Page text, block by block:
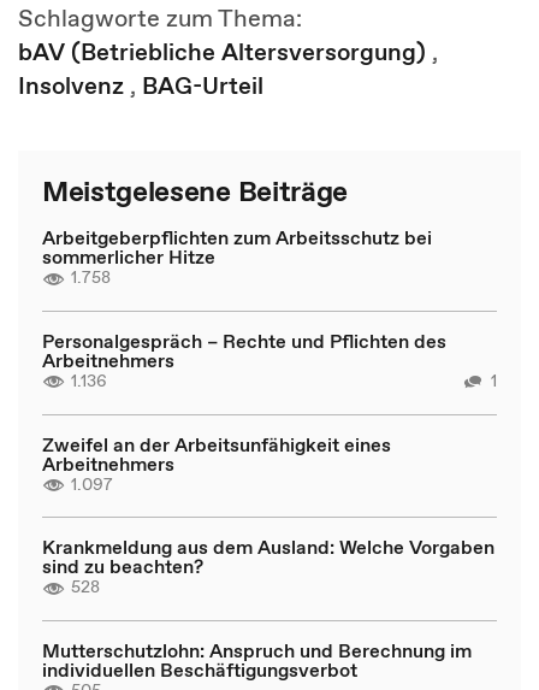
Schlagworte zum Thema:
bAV (Betriebliche Altersversorgung) ,
Insolvenz , BAG-Urteil
Meistgelesene Beiträge
Arbeitgeberpflichten zum Arbeitsschutz bei
sommerlicher Hitze
1.758
Personalgespräch – Rechte und Pflichten des
Arbeitnehmers
1.136 1
Zweifel an der Arbeitsunfähigkeit eines
Arbeitnehmers
1.097
Krankmeldung aus dem Ausland: Welche Vorgaben
sind zu beachten?
528
Mutterschutzlohn: Anspruch und Berechnung im
individuellen Beschäftigungsverbot